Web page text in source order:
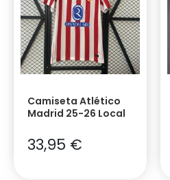
Camiseta Atlético
Madrid 25-26 Local
33,95 €